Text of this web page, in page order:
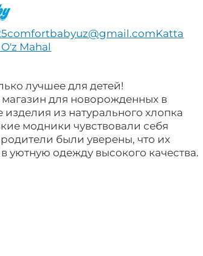
comfortbabyuz@gmail.comKatta
Mahal
на Facebook
нами в Instagram
за нами в Telegram
за нами в YouTube
лучшее для детей!
для новорожденных в
изделия из натурального хлопка
модники чувствовали себя
были уверены, что их
уютную одежду высокого качества.